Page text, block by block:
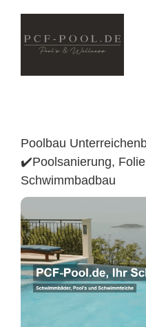
content
Poolbau
✔️Poolsanierung,
Schwimmbadbau
Poolüberdachung